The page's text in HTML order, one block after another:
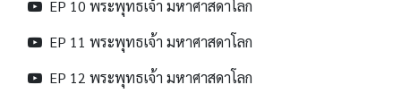
EP 10 พระพุทธเจ้า มหาศาสดาโลก
EP 11 พระพุทธเจ้า มหาศาสดาโลก
EP 12 พระพุทธเจ้า มหาศาสดาโลก